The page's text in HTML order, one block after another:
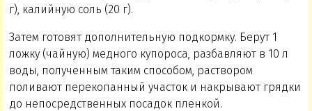
г), калийную соль (20 г).
Затем готовят дополнительную подкормку. Берут 1
ложку (чайную) медного купороса, разбавляют в 10 л
воды, полученным таким способом, раствором
поливают перекопанный участок и накрывают грядки
до непосредственных посадок пленкой.